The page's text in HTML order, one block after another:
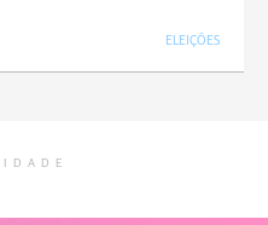
ELEIÇÕES